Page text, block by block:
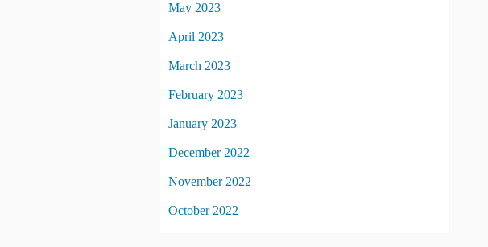
May 2023
April 2023
March 2023
February 2023
January 2023
December 2022
November 2022
October 2022